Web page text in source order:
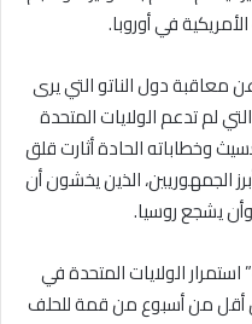
في أوروبا.
معاقبة دول الناتو التي يرى
لم تدعم الولايات المتحدة
وخطاباته الحادة أثارت قلق
الجمهوريين، الذين يخشون أن
يشجع روسيا.
الولايات المتحدة في
أقل من أسبوع من قمة للحلف